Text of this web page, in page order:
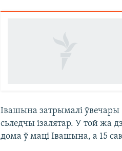
Івашына затрымалі ўвечары
сьледчы ізалятар. У той жа
дома ў маці Івашына, а 15